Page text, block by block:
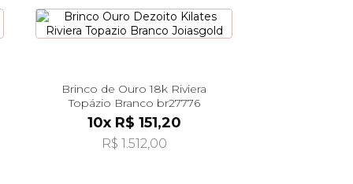
Brinco de Ouro 18k Riviera
Topázio Branco br27776
10x R$ 151,20
R$ 1.512,00